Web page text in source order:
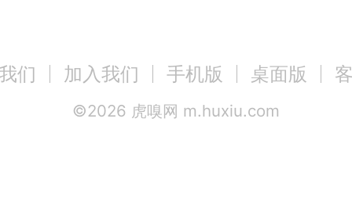
们 加入我们 手机版 桌面版
©2026 虎嗅网 m.huxiu.com